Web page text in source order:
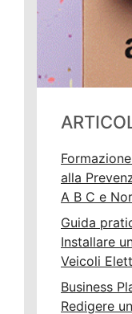
alla
A B C e
Guida
Installare
Veicoli
Business
Redigere